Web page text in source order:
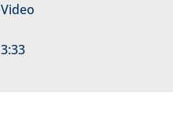
Video
3:33